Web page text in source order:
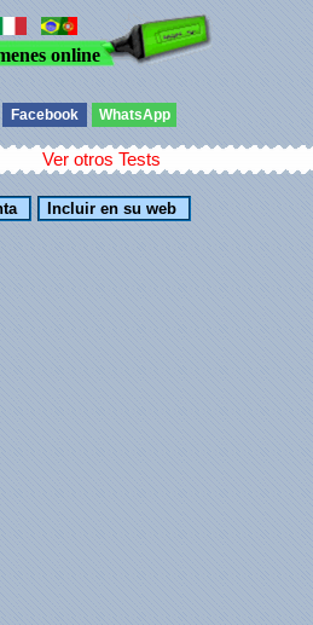
online
Facebook WhatsApp
Ver otros Tests